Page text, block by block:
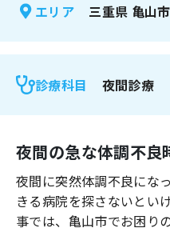
感染症
よくあるご質問
エリア 三重県 亀山市
診療科目 夜間診療
夜間の急な体調不良
夜間に突然体調不良にな
きる病院を探さないとい
事では、 亀山市でお困り